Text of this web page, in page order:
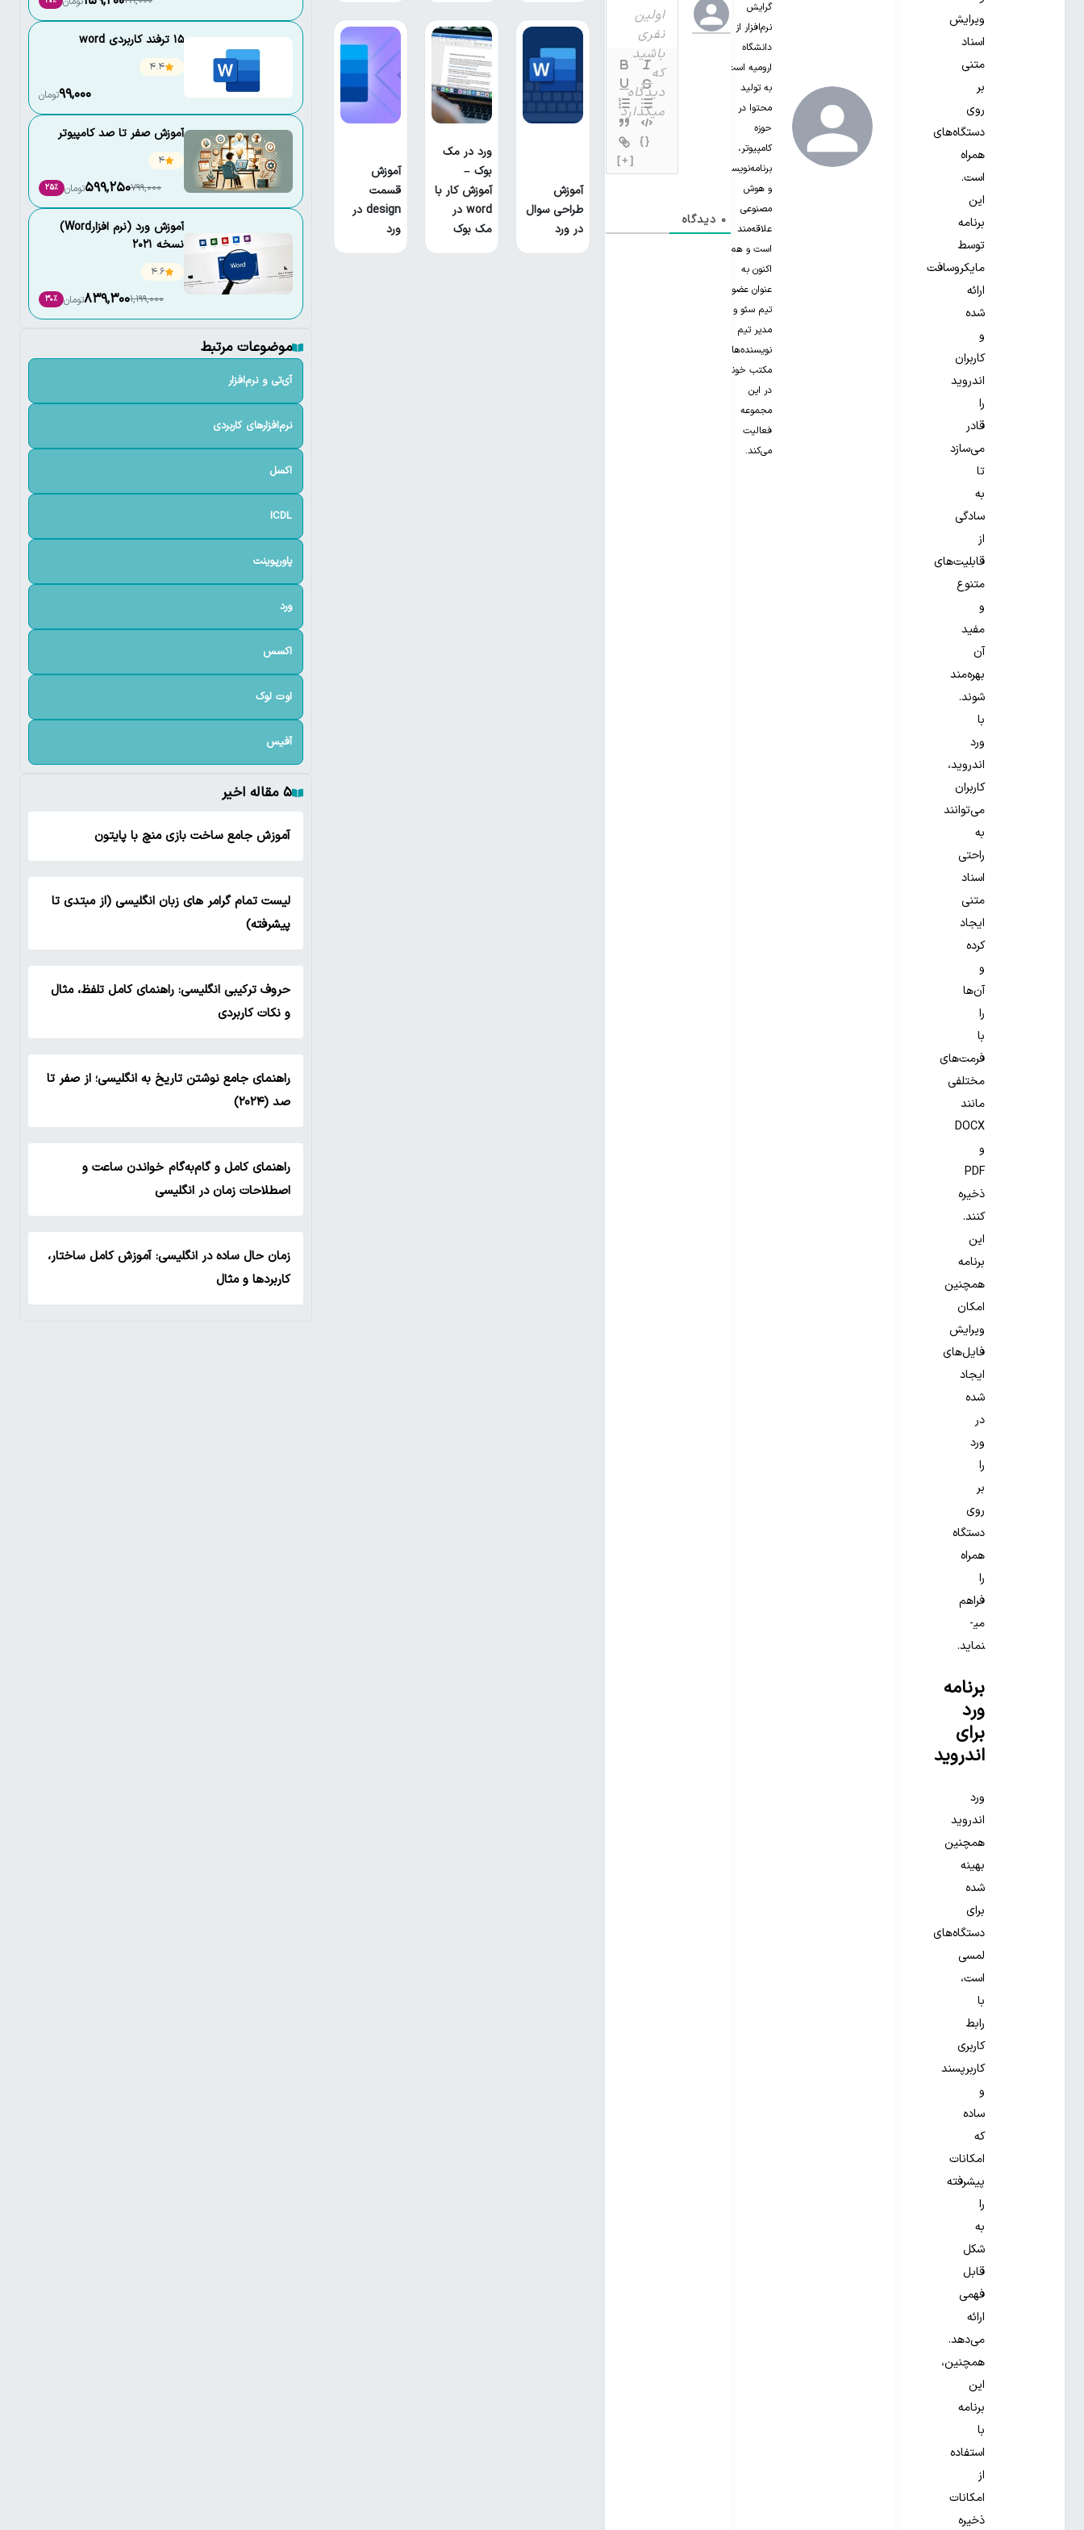
ویرایش
اسناد
متنی
بر
روی
دستگاه‌های
همراه
است.
این
برنامه
توسط
مایکروسافت
ارائه
شده
و
کاربران
اندروید
را
قادر
می‌سازد
تا
به
سادگی
از
قابلیت‌های
متنوع
و
مفید
آن
بهره‌مند
شوند.
با
ورد
اندروید،
کاربران
می‌توانند
به
راحتی
اسناد
متنی
ایجاد
کرده
و
آن‌ها
را
با
فرمت‌های
مختلفی
مانند
DOCX
و
PDF
ذخیره
کنند.
این
برنامه
همچنین
امکان
ویرایش
فایل‌های
ایجاد
شده
در
ورد
را
بر
روی
دستگاه
همراه
را
فراهم
می­
نماید.
برنامه
ورد
برای
اندروید
ورد
اندروید
همچنین
بهینه
شده
برای
دستگاه‌های
لمسی
است،
با
رابط
کاربری
کاربرپسند
و
ساده
که
امکانات
پیشرفته
را
به
شکل
قابل
فهمی
ارائه
می‌دهد.
همچنین،
این
برنامه
با
استفاده
از
امکانات
ذخیره
گرایش
نرم‌افزار از
دانشگاه
ارومیه است.
به تولید
محتوا در
حوزه
کامپیوتر،
برنامه‌نویسی
و هوش
مصنوعی
علاقه‌مند‌
است و هم
اکنون به
عنوان عضو
تیم سئو و
مدیر تیم
نویسنده‌های
مکتب خونه
در این
مجموعه
فعالیت
می‌کند.
{}
[+]
0 دیدگاه
آموزش
طراحی سوال
در ورد
ورد در مک
بوک –
آموزش کار با
word در
مک بوک
آموزش
قسمت
design در
ورد
۱۵ ترفند کاربردی word
4.4
99,000تومان
آموزش صفر تا صد کامپیوتر
4
799,000
599,250تومان 25٪
آموزش ورد (نرم افزارWord)
نسخه 2021
4.6
1,199,000
839,300تومان 30٪
موضوعات مرتبط
آی‌تی و نرم‌افزار
نرم‌افزارهای کاربردی
اکسل
ICDL
پاورپوینت
ورد
اکسس
اوت لوک
آفیس
۵ مقاله اخیر
آموزش جامع ساخت بازی منچ با پایتون
لیست تمام گرامر های زبان انگلیسی (از مبتدی تا
پیشرفته)
حروف ترکیبی انگلیسی: راهنمای کامل تلفظ، مثال
و نکات کاربردی
راهنمای جامع نوشتن تاریخ به انگلیسی؛ از صفر تا
صد (۲۰۲۴)
راهنمای کامل و گام‌به‌گام خواندن ساعت و
اصطلاحات زمان در انگلیسی
زمان حال ساده در انگلیسی: آموزش کامل ساختار،
کاربردها و مثال